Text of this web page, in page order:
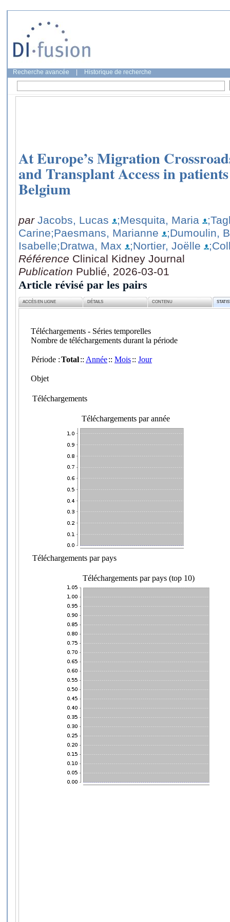
Recherche avancée Historique de recherche
At Europe’s Migration
and Transplant Access in
Belgium
par Jacobs, Lucas ;Mesquita, Maria
Carine;Paesmans, Marianne
;Dumoulin,
Isabelle;Dratwa, Max ;Nortier, Joëlle
Référence Clinical Kidney Journal
Publication Publié, 2026-03-01
Article révisé par les pairs
ACCÈS EN LIGNE DÉTAILS CONTENU